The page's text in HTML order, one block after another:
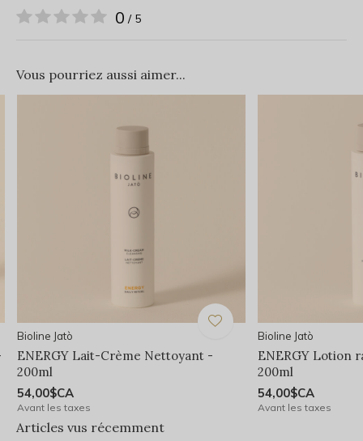
0 / 5
Vous pourriez aussi aimer...
Bioline Jatò
ENERGY Lait-Crème Nettoyant -
200ml
54,00$CA
Avant les taxes
Bioline Jatò
ENERGY Lotion
200ml
54,00$CA
Avant les taxes
Articles vus récemment